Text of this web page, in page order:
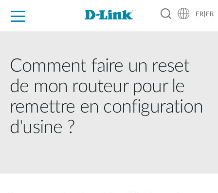
FR|FR
Comment faire un reset
de mon routeur pour le
remettre en configuration
d'usine ?